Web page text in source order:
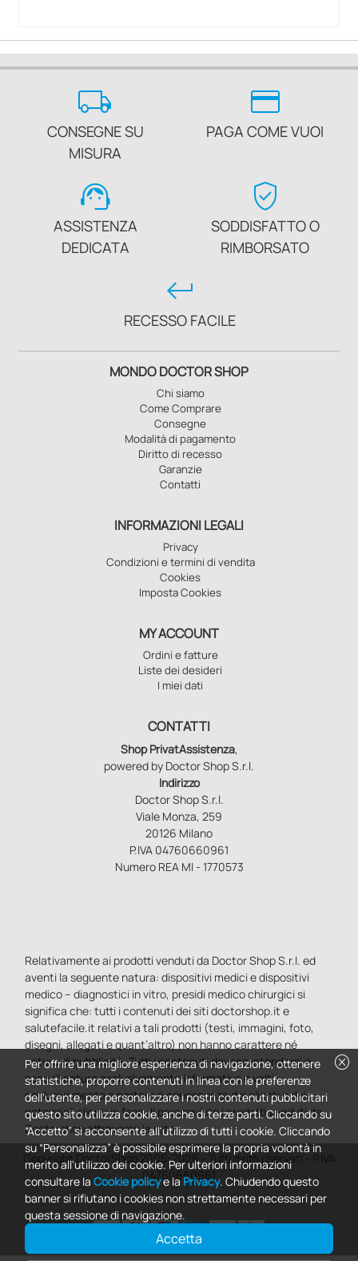
local_shipping
CONSEGNE SU
MISURA
credit_card
PAGA COME VUOI
support_agent
ASSISTENZA
DEDICATA
verified_user
SODDISFATTO O
RIMBORSATO
keyboard_return
RECESSO FACILE
MONDO DOCTOR SHOP
Chi siamo
Come Comprare
Consegne
Modalità di pagamento
Diritto di recesso
Garanzie
Contatti
INFORMAZIONI LEGALI
Privacy
Condizioni e termini di vendita
Cookies
Imposta Cookies
MY ACCOUNT
Ordini e fatture
Liste dei desideri
I miei dati
CONTATTI
Shop PrivatAssistenza,
powered by Doctor Shop S.r.l.
Indirizzo
Doctor Shop S.r.l.
Viale Monza, 259
20126 Milano
P.IVA 04760660961
Numero REA MI - 1770573
Relativamente ai prodotti venduti da Doctor Shop S.r.l. ed
aventi la seguente natura: dispositivi medici e dispositivi
medico – diagnostici in vitro, presidi medico chirurgici si
significa che: tutti i contenuti dei siti doctorshop.it e
salutefacile.it relativi a tali prodotti (testi, immagini, foto,
disegni, allegati e quant’altro) non hanno carattere né
natura di pubblicità. Tutti i contenuti devono intendersi e
sono di natura esclusivamente informativa e volti
esclusivamente a portare a conoscenza dei clienti e dei
potenziali clienti in fase di preacquisto i prodotti venduti da
Doctorshop attraverso la rete.
Copyright DoctorShop 2005-2026 - Tutti diritti riservati - P.IVA
04760660961
cancel
Per offrire una migliore esperienza di navigazione, ottenere
statistiche, proporre contenuti in linea con le preferenze
dell'utente, per personalizzare i nostri contenuti pubblicitari
questo sito utilizza cookie, anche di terze parti. Cliccando su
“Accetto” si acconsente all'utilizzo di tutti i cookie. Cliccando
su “Personalizza” è possibile esprimere la propria volontà in
merito all'utilizzo dei cookie. Per ulteriori informazioni
consultare la Cookie policye la Privacy. Chiudendo questo
banner si rifiutano i cookies non strettamente necessari per
questa sessione di navigazione.
Accetta